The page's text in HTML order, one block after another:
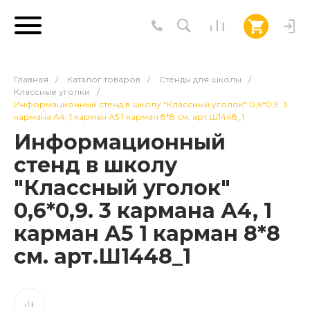
Главная / Каталог товаров / Стенды для школы
/
Классные уголки
/
Информационный стенд в школу "Классный уголок" 0,6*0,9. 3
кармана А4, 1 карман А5 1 карман 8*8 см. арт.Ш1448_1
Информационный
стенд в школу
"Классный уголок"
0,6*0,9. 3 кармана А4, 1
карман А5 1 карман 8*8
см. арт.Ш1448_1